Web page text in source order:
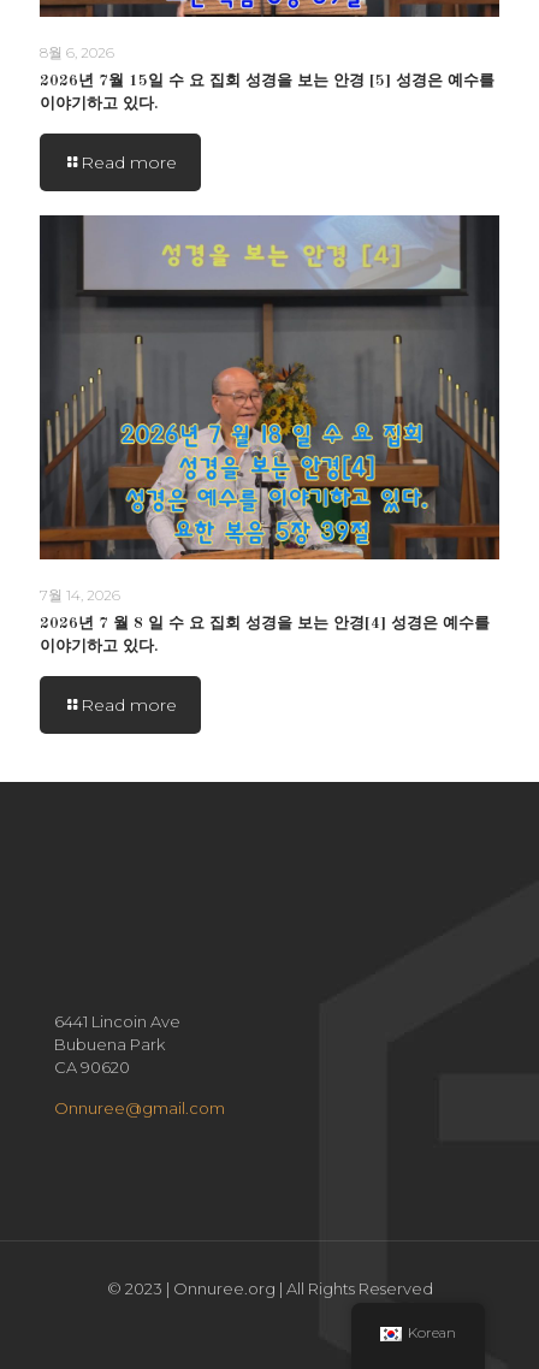
8월 6, 2026
2026년 7월 15일 수 요 집회 성경을 보는 안경 [5] 성경은 예수를
이야기하고 있다.
Read more
7월 14, 2026
2026년 7 월 8 일 수 요 집회 성경을 보는 안경[4] 성경은 예수를
이야기하고 있다.
Read more
6441 Lincoin Ave
Bubuena Park
CA 90620
Onnuree@gmail.com
© 2023 | Onnuree.org | All Rights Reserved
Korean